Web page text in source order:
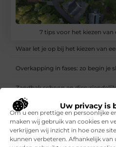
Uw privacy is
Om u een prettige en persoonlijke
maken wij gebruik van cookies en
verkrijgen wij inzicht in hoe onze
kunnen verbeteren. Afhankelijk
7 tips voor het kiezen
Waar let je op bij het kiezen van
Overkapping in fases: zo begin je
Zandbak schoon en
Vind de perfecte garage in
Aanrijdbeveiliging: voorkom
situaties op de werkvloer